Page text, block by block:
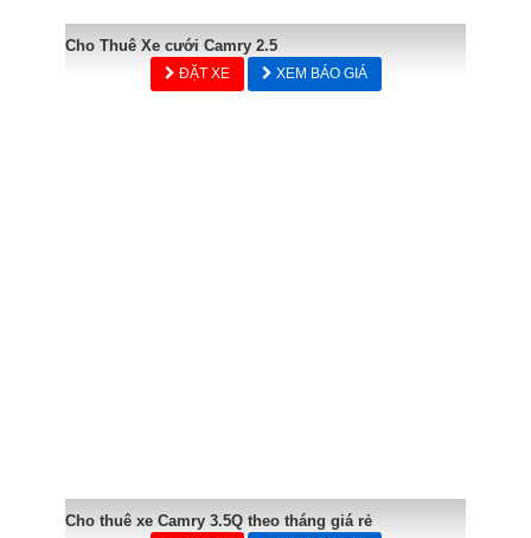
Cho Thuê Xe cưới Camry 2.5
ĐẶT XE XEM BÁO GIÁ
Cho thuê xe Camry 3.5Q theo tháng giá rẻ